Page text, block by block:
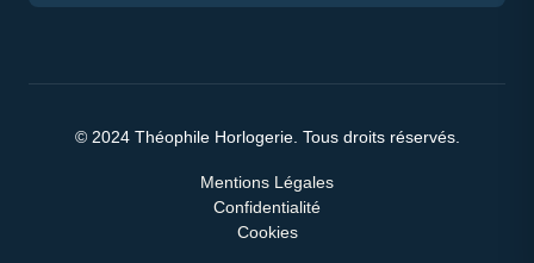
© 2024 Théophile Horlogerie. Tous droits réservés.
Mentions Légales
Confidentialité
Cookies